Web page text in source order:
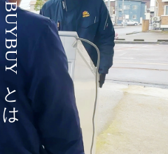
B
U
Y
B
U
Y
と
は